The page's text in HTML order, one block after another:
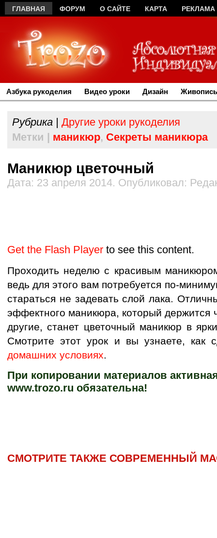
ГЛАВНАЯ ФОРУМ О САЙТЕ КАРТА РЕКЛАМА
Азбука рукоделия Видео уроки Дизайн
Рубрика | Другие уроки рукоделия
Метки | маникюр, Секреты маникюра
Маникюр цветочный
Дата: 23 апреля 2014. Опубликовал:
Get the Flash Player to see this content.
Проходить неделю с красивым
ведь для этого вам потребуется по-
стараться не задевать слой лака.
эффектного маникюра, который держится
другие, станет цветочный маникюр в
Смотрите этот урок и вы узнаете, как
домашних условиях.
При копировании материалов
www.trozo.ru обязательна!
СМОТРИТЕ ТАКЖЕ СОВРЕМЕННЫЙ